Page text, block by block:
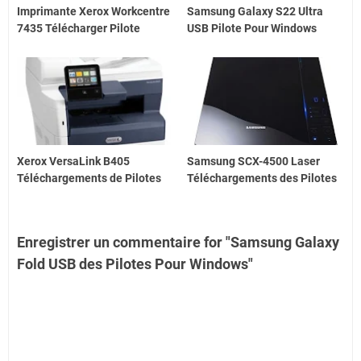
Imprimante Xerox Workcentre
7435 Télécharger Pilote
Samsung Galaxy S22 Ultra
USB Pilote Pour Windows
Xerox VersaLink B405
Téléchargements de Pilotes
Samsung SCX-4500 Laser
Téléchargements des Pilotes
Enregistrer un commentaire for "Samsung Galaxy
Fold USB des Pilotes Pour Windows"